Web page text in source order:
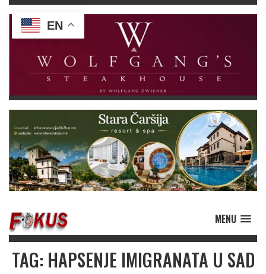
MENU
TAG: HAPSENJE IMIGRANATA U SAD
EN